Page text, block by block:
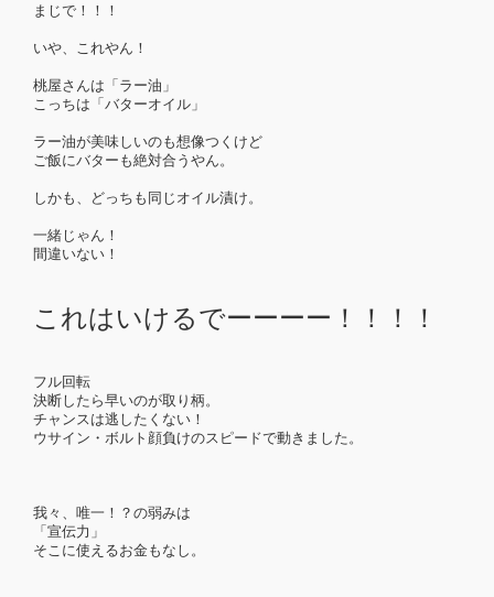
まじで！！！
いや、これやん！
桃屋さんは「ラー油」
こっちは「バターオイル」
ラー油が美味しいのも想像つくけど
ご飯にバターも絶対合うやん。
しかも、どっちも同じオイル漬け。
一緒じゃん！
間違いない！
これはいけるでーーーー！！！！
フル回転
決断したら早いのが取り柄。
チャンスは逃したくない！
ウサイン・ボルト顔負けのスピードで動きました。
我々、唯一！？の弱みは
「宣伝力」
そこに使えるお金もなし。